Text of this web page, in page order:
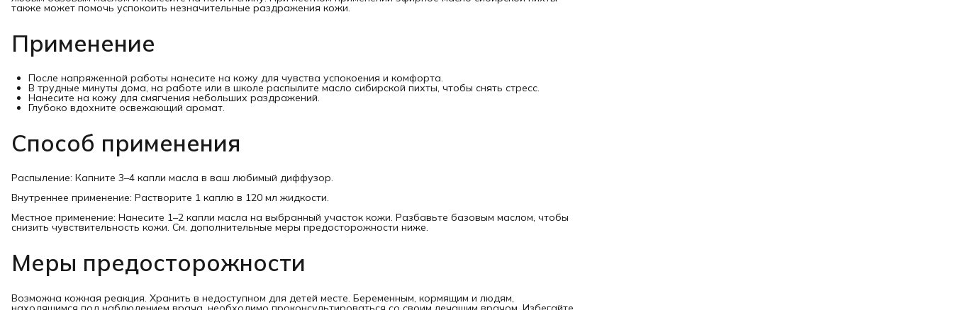
Основные преимущества
Описание аромата
зеленый, древесный, свежий.
Способ сбора
также может помочь успокоить незначительные раздражения кожи.
Применение
После напряженной работы нанесите на кожу для чувства успокоения и комфорта.
В трудные минуты дома, на работе или в школе распылите масло сибирской пихты, чтобы снять стресс.
Нанесите на кожу для смягчения небольших раздражений.
Глубоко вдохните освежающий аромат.
Способ применения
Распыление: Капните 3–4 капли масла в ваш любимый диффузор.
Внутреннее применение: Растворите 1 каплю в 120 мл жидкости.
Местное применение: Нанесите 1–2 капли масла на выбранный участок кожи. Разбавьте базовым маслом, чтобы
снизить чувствительность кожи. См. дополнительные меры предосторожности ниже.
Меры предосторожности
Возможна кожная реакция. Хранить в недоступном для детей месте. Беременным, кормящим и людям,